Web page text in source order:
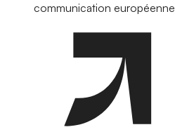
communication européenne